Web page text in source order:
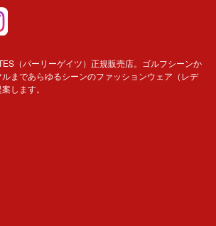
（パーリーゲイツ）正規販売店。ゴルフシーンか
まであらゆるシーンのファッションウェア（レデ
します。